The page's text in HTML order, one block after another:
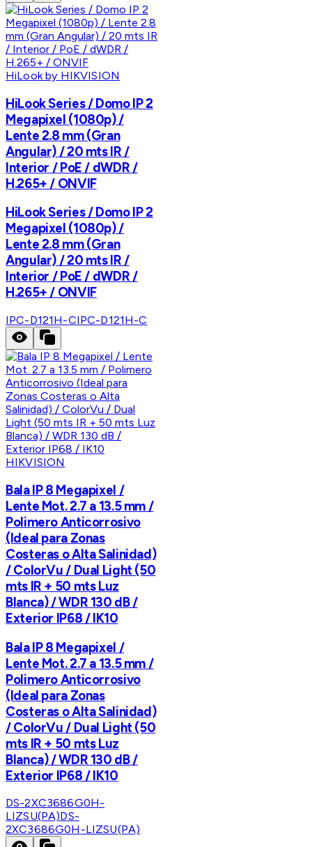
HiLook by HIKVISION
HiLook Series / Domo IP 2
Megapixel (1080p) /
Lente 2.8 mm (Gran
Angular) / 20 mts IR /
Interior / PoE / dWDR /
H.265+ / ONVIF
HiLook Series / Domo IP 2
Megapixel (1080p) /
Lente 2.8 mm (Gran
Angular) / 20 mts IR /
Interior / PoE / dWDR /
H.265+ / ONVIF
IPC-D121H-CIPC-D121H-C
HIKVISION
Bala IP 8 Megapixel /
Lente Mot. 2.7 a 13.5 mm /
Polimero Anticorrosivo
(Ideal para Zonas
Costeras o Alta Salinidad)
/ ColorVu / Dual Light (50
mts IR + 50 mts Luz
Blanca) / WDR 130 dB /
Exterior IP68 / IK10
Bala IP 8 Megapixel /
Lente Mot. 2.7 a 13.5 mm /
Polimero Anticorrosivo
(Ideal para Zonas
Costeras o Alta Salinidad)
/ ColorVu / Dual Light (50
mts IR + 50 mts Luz
Blanca) / WDR 130 dB /
Exterior IP68 / IK10
DS-2XC3686G0H-
LIZSU(PA)DS-
2XC3686G0H-LIZSU(PA)